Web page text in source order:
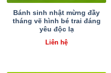
Bánh sinh nhật mừng đầy
tháng vẽ hình bé trai đáng
yêu độc lạ
Liên hệ